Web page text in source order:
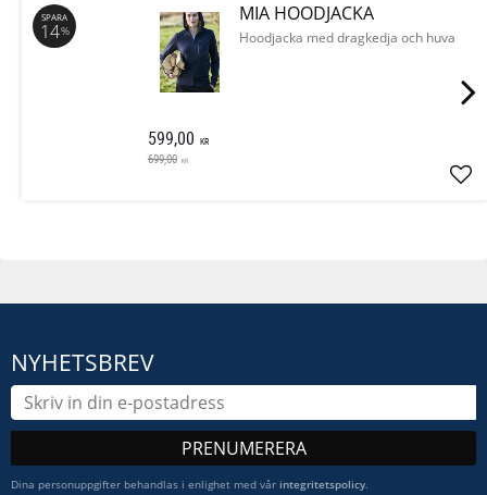
MIA HOODJACKA
Hoodjacka med dragkedja och huva
599,00 KR
699,00 KR
SPARA
14%
NYHETSBREV
PRENUMERERA
Dina personuppgifter behandlas i enlighet med vår integritetspolicy.